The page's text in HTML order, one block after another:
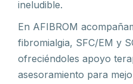
ineludible.
En AFIBROM
fibromialgia, SFC/EM y
ofreciéndoles apoyo
asesoramiento para